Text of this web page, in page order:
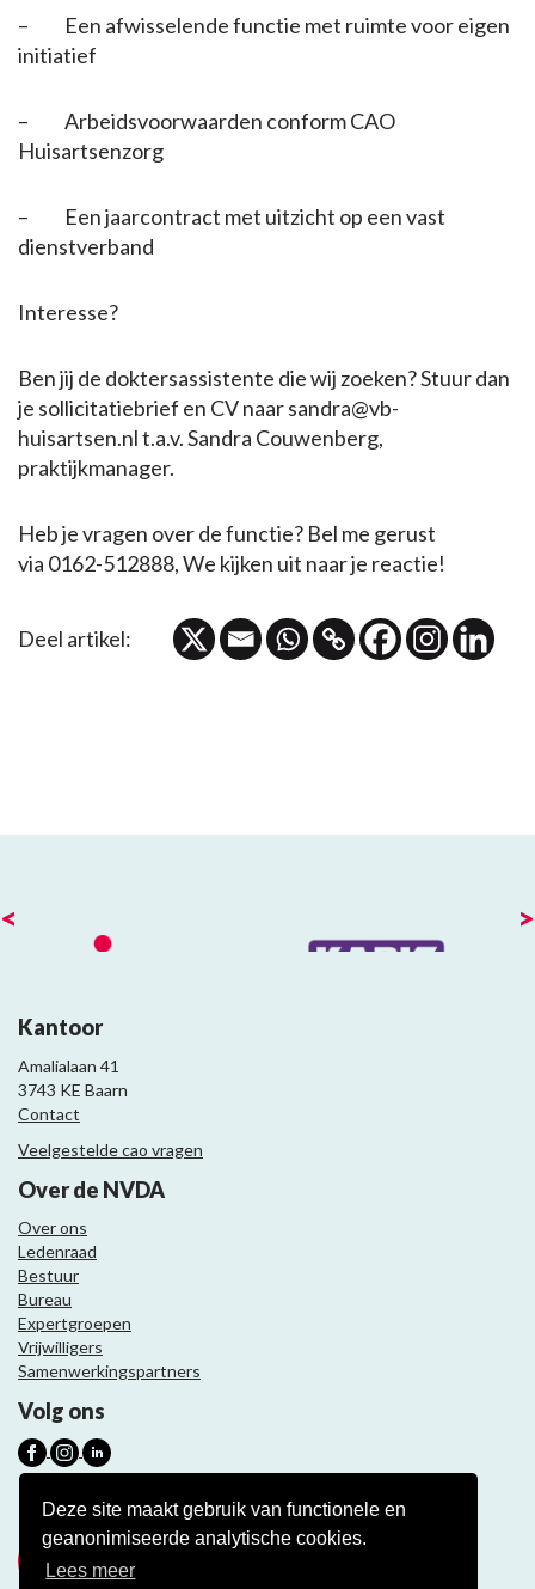
Deze site maakt gebruik van functionele en
geanonimiseerde analytische cookies.
Lees meer
– Een afwisselende functie met ruimte voor eigen
initiatief
– Arbeidsvoorwaarden conform CAO
Huisartsenzorg
– Een jaarcontract met uitzicht op een vast
dienstverband
Interesse?
Ben jij de doktersassistente die wij zoeken? Stuur dan
je sollicitatiebrief en CV naar sandra@vb-
huisartsen.nl t.a.v. Sandra Couwenberg,
praktijkmanager.
Heb je vragen over de functie? Bel me gerust
via 0162-512888, We kijken uit naar je reactie!
Deel artikel:
< >
Kantoor
Amalialaan 41
3743 KE Baarn
Contact
Veelgestelde cao vragen
Over de NVDA
Over ons
Ledenraad
Bestuur
Bureau
Expertgroepen
Vrijwilligers
Samenwerkingspartners
Volg ons
Nieuwsbrief
Meld je aan